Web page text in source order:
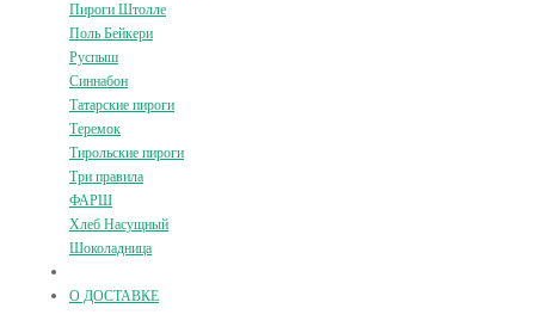
Пироги Штолле
Поль Бейкери
Руспыш
Синнабон
Татарские пироги
Теремок
Тирольские пироги
Три правила
ФАРШ
Хлеб Насущный
Шоколадница
О ДОСТАВКЕ